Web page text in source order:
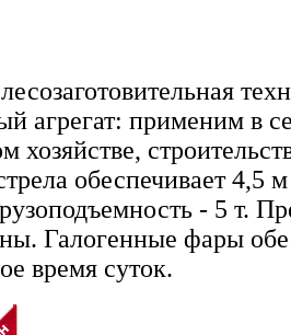
агрегат: применим в
хозяйстве,
обеспечивает 4,5
- 5 т.
Галогенные фары
время суток.